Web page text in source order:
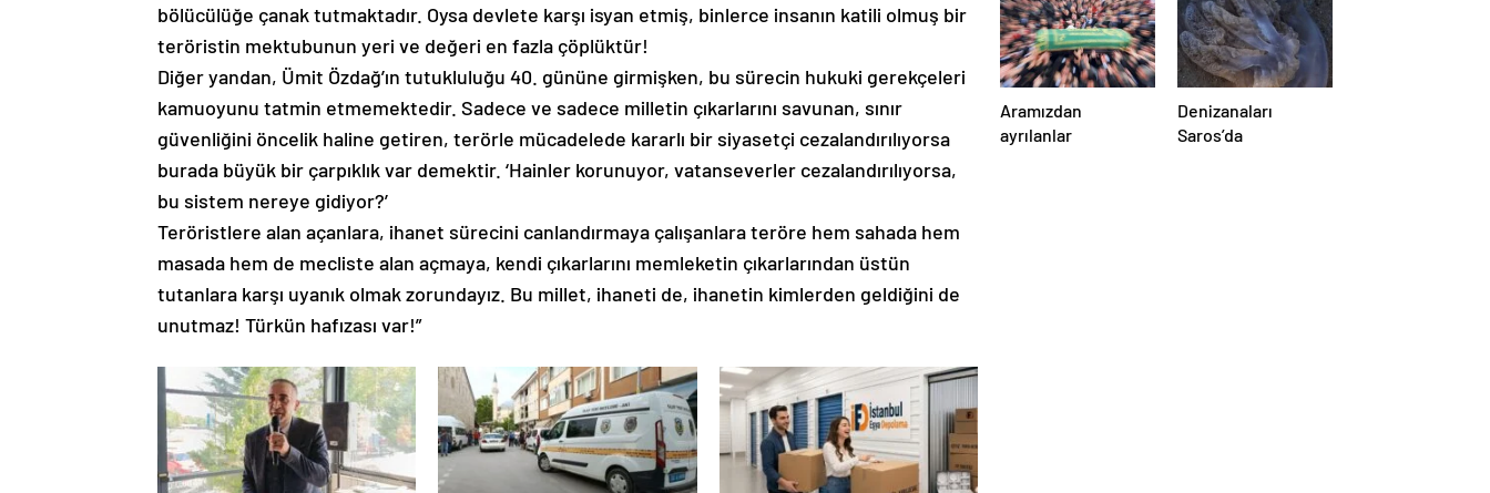
bölücülüğe çanak tutmaktadır. Oysa devlete karşı isyan etmiş, binlerce insanın katili olmuş bir
teröristin mektubunun yeri ve değeri en fazla çöplüktür!
Diğer yandan, Ümit Özdağ’ın tutukluluğu 40. gününe girmişken, bu sürecin hukuki gerekçeleri
kamuoyunu tatmin etmemektedir. Sadece ve sadece milletin çıkarlarını savunan, sınır
güvenliğini öncelik haline getiren, terörle mücadelede kararlı bir siyasetçi cezalandırılıyorsa
burada büyük bir çarpıklık var demektir. ‘Hainler korunuyor, vatanseverler cezalandırılıyorsa,
bu sistem nereye gidiyor?’
Teröristlere alan açanlara, ihanet sürecini canlandırmaya çalışanlara teröre hem sahada hem
masada hem de mecliste alan açmaya, kendi çıkarlarını memleketin çıkarlarından üstün
tutanlara karşı uyanık olmak zorundayız. Bu millet, ihaneti de, ihanetin kimlerden geldiğini de
unutmaz! Türkün hafızası var!”
Aramızdan
ayrılanlar
Denizanaları
Saros’da